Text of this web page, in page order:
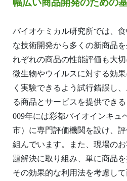
幅広い商品開発のための
バイオケミカル研究所では、
な技術開発から多くの新商品
れぞれの商品の性能評価も大
微生物やウイルスに対する効
く実験できるよう試行錯誤し
る商品とサービスを提供でき
009年には彩都バイオインキュ
市）に専門評価機関を設け、
組んでいます。また、現場の
題解決に取り組み、単に商品を
その効果的な利用法を考慮し